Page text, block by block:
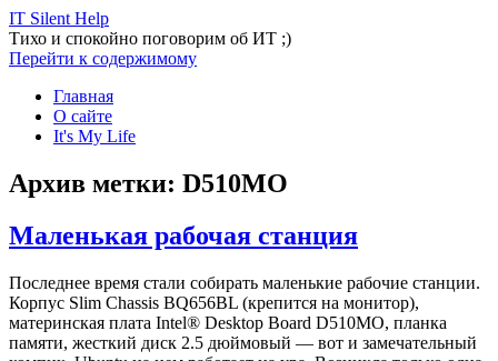
IT Silent Help
Тихо и спокойно поговорим об ИТ ;)
Перейти к содержимому
Главная
О сайте
It's My Life
Архив метки: D510MO
Маленькая рабочая станция
Последнее время стали собирать маленькие рабочие станции.
Корпус Slim Chassis BQ656BL (крепится на монитор),
материнская плата Intel® Desktop Board D510MO, планка
памяти, жесткий диск 2.5 дюймовый — вот и замечательный